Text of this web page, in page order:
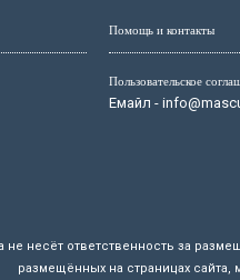
Помощь и контакты
Пользовательское
Емайл -
не несёт ответственность за
размещённых на страницах